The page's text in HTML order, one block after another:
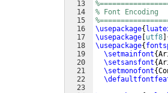
13
14
15
16
17
18
19
20
21
22
23
% Font Encoding
\usepackage{
\usepackage [utf8]
\usepackage{
\setmainfont{
\setsansfont{
\setmonofont{